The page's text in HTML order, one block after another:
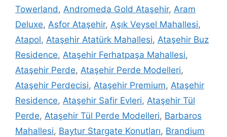
Towerland, Andromeda Gold Ataşehir, Aram
Deluxe, Asfor Ataşehir, Aşık Veysel Mahallesi,
Atapol, Ataşehir Atatürk Mahallesi, Ataşehir Buz
Residence, Ataşehir Ferhatpaşa Mahallesi,
Ataşehir Perde, Ataşehir Perde Modelleri,
Ataşehir Perdecisi, Ataşehir Premium, Ataşehir
Residence, Ataşehir Safir Evleri, Ataşehir Tül
Perde, Ataşehir Tül Perde Modelleri, Barbaros
Mahallesi, Baytur Stargate Konutları, Brandium